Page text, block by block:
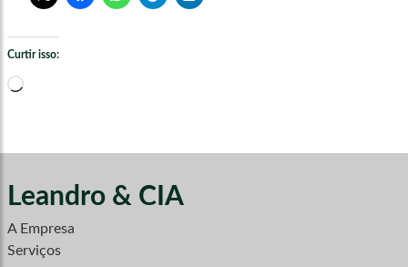
Curtir isso:
Carregando...
Leandro & CIA
A Empresa
Serviços